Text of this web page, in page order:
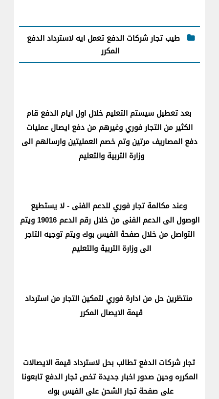
طيب تجار شركات الدفع تعمل ايه لاسترداد الدفع
المكرر
بعد تعطيل سيستم التعليم خلال اول ايام الدفع قام
الكثير من التجار فوري وغيرهم من دفع ايصال عمليات
دفع المصاريف مرتين وتم خصم العمليتين وارسالهم الى
وزارة التربية والتعليم
وعند مكالمة تجار فوري للدعم الفنى - لا يستطيع
الوصول الى الدعم الفنى من خلال رقم الدعم 19016 ويتم
التواصل من خلال صفحة الفيس بوك ويتم توجيه التاجر
الى وزارة التربية والتعليم
منتظرين حل من ادارة فوري لتمكين التجار من استرداد
قيمة الايصال المكرر
تجار شركات الدفع تطالب بحل لاسترداد قيمة الايصالات
المكرره وحين صدور اخبار جديدة تخص تجار الدفع تابعونا
على صفحة تجار الشحن على الفيس بوك